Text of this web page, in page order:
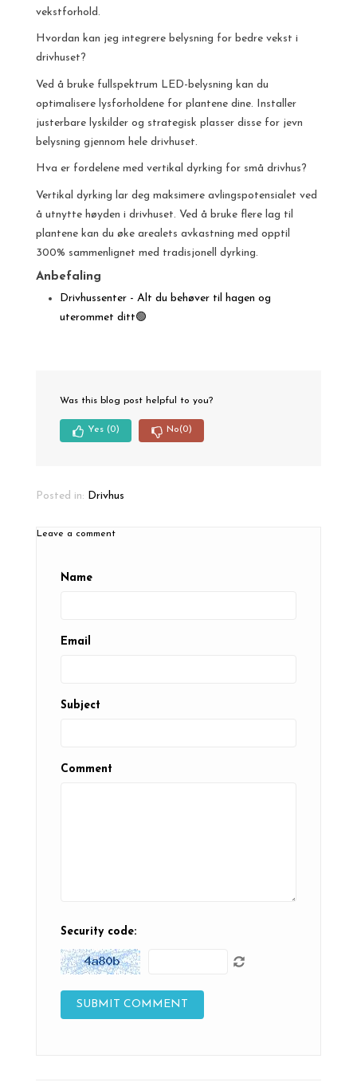
vekstforhold.
Hvordan kan jeg integrere belysning for bedre vekst i
drivhuset?
Ved å bruke fullspektrum LED-belysning kan du
optimalisere lysforholdene for plantene dine. Installer
justerbare lyskilder og strategisk plasser disse for jevn
belysning gjennom hele drivhuset.
Hva er fordelene med vertikal dyrking for små drivhus?
Vertikal dyrking lar deg maksimere avlingspotensialet ved
å utnytte høyden i drivhuset. Ved å bruke flere lag til
plantene kan du øke arealets avkastning med opptil
300% sammenlignet med tradisjonell dyrking.
Anbefaling
Drivhussenter - Alt du behøver til hagen og
uterommet ditt🟢
Was this blog post helpful to you?
Yes (0) No(0)
Posted in: Drivhus
Leave a comment
Name
Email
Subject
Comment
Security code: